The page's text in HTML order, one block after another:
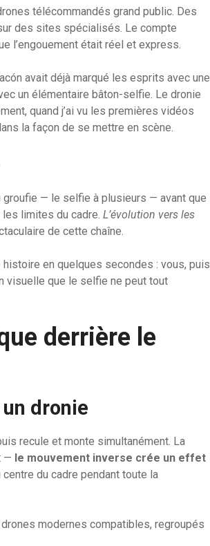
télécommandés grand public. Des
des sites spécialisés. Le compte
l’engouement était réel et express.
avait déjà marqué les esprits avec une
un élémentaire bâton-selfie. Le dronie
quand j’ai vu les premières vidéos
la façon de se mettre en scène.
— le selfie à plusieurs — avant que
les limites du cadre. L’évolution vers les
de cette chaîne.
en quelques secondes : vous, puis
visuelle que le selfie ne peut tout
derrière le
dronie
recule et monte simultanément. La
— le mouvement inverse crée un effet
du cadre pendant toute la
modernes compatibles, regroupés